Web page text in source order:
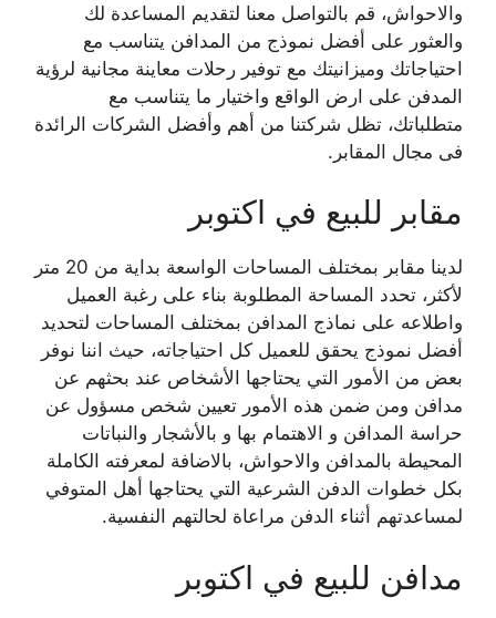
والاحواش، قم بالتواصل معنا لتقديم المساعدة لك
والعثور على أفضل نموذج من المدافن يتناسب مع
احتياجاتك وميزانيتك مع توفير رحلات معاينة مجانية لرؤية
المدفن على ارض الواقع واختيار ما يتناسب مع
متطلباتك، تظل شركتنا من أهم وأفضل الشركات الرائدة
فى مجال المقابر.
مقابر للبيع في اكتوبر
لدينا مقابر بمختلف المساحات الواسعة بداية من 20 متر
لأكثر، تحدد المساحة المطلوبة بناء على رغبة العميل
واطلاعه على نماذج المدافن بمختلف المساحات لتحديد
أفضل نموذج يحقق للعميل كل احتياجاته، حيث اننا نوفر
بعض من الأمور التي يحتاجها الأشخاص عند بحثهم عن
مدافن ومن ضمن هذه الأمور تعيين شخص مسؤول عن
حراسة المدافن و الاهتمام بها و بالأشجار والنباتات
المحيطة بالمدافن والاحواش، بالاضافة لمعرفته الكاملة
بكل خطوات الدفن الشرعية التي يحتاجها أهل المتوفي
لمساعدتهم أثناء الدفن مراعاة لحالتهم النفسية.
مدافن للبيع في اكتوبر